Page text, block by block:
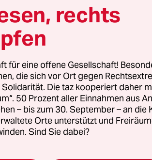
Selbst mit
Fußballmannschaft
eines Tages hier leben
rechts, wie die Sätze
. Meine erste und
irgendeine, sondern
und die als regimekritisch
absurdeste und
rechts
für eine offene Gesellschaft!
die sich vor Ort gegen
Die taz kooperiert daher
50 Prozent aller Einnahmen aus
– bis zum 30. September – an die
Orte unterstützt und
Sind Sie dabei?